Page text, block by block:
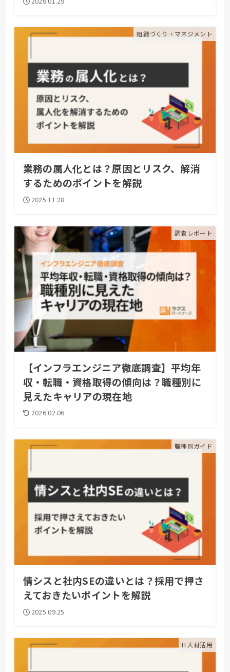
組織づくり・マネジメント
業務の属人化とは？原因とリスク、解消
するためのポイントを解説
2025.11.28
調査レポート
【インフラエンジニア徹底調査】平均年
収・転職・資格取得の傾向は？職種別に
見えたキャリアの現在地
2026.02.06
職種別ガイド
情シスと社内SEの違いとは？採用で押さ
えておきたいポイントを解説
2025.09.25
IT人材活用